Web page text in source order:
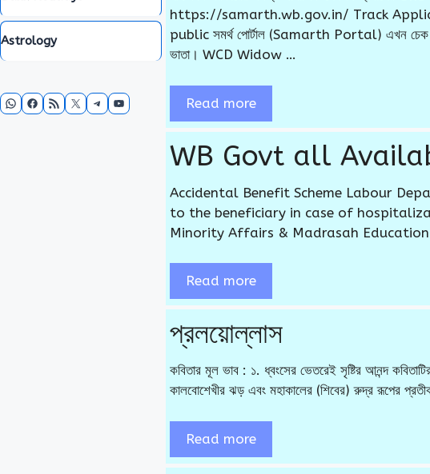
https://samarth.wb.gov.in/ Track
public সমর্থ পোর্টাল (Samarth Portal) এখন চেক
ভাতা। WCD Widow …
Read more
WB Govt all
Accidental Benefit Scheme Labour
to the beneficiary in case of
Minority Affairs & Madrasah
Read more
প্রলয়োল্লাস
কবিতার মূল ভাব : ১. ধ্বংসের ভেতরেই সৃষ্টির আনন্দ
কালবোশেখীর ঝড় এবং মহাকালের (শিবের) রুদ্র রূপের
Read more
Astrology
WhatsApp
Facebook
RSS FeedX Telegram
YouTube